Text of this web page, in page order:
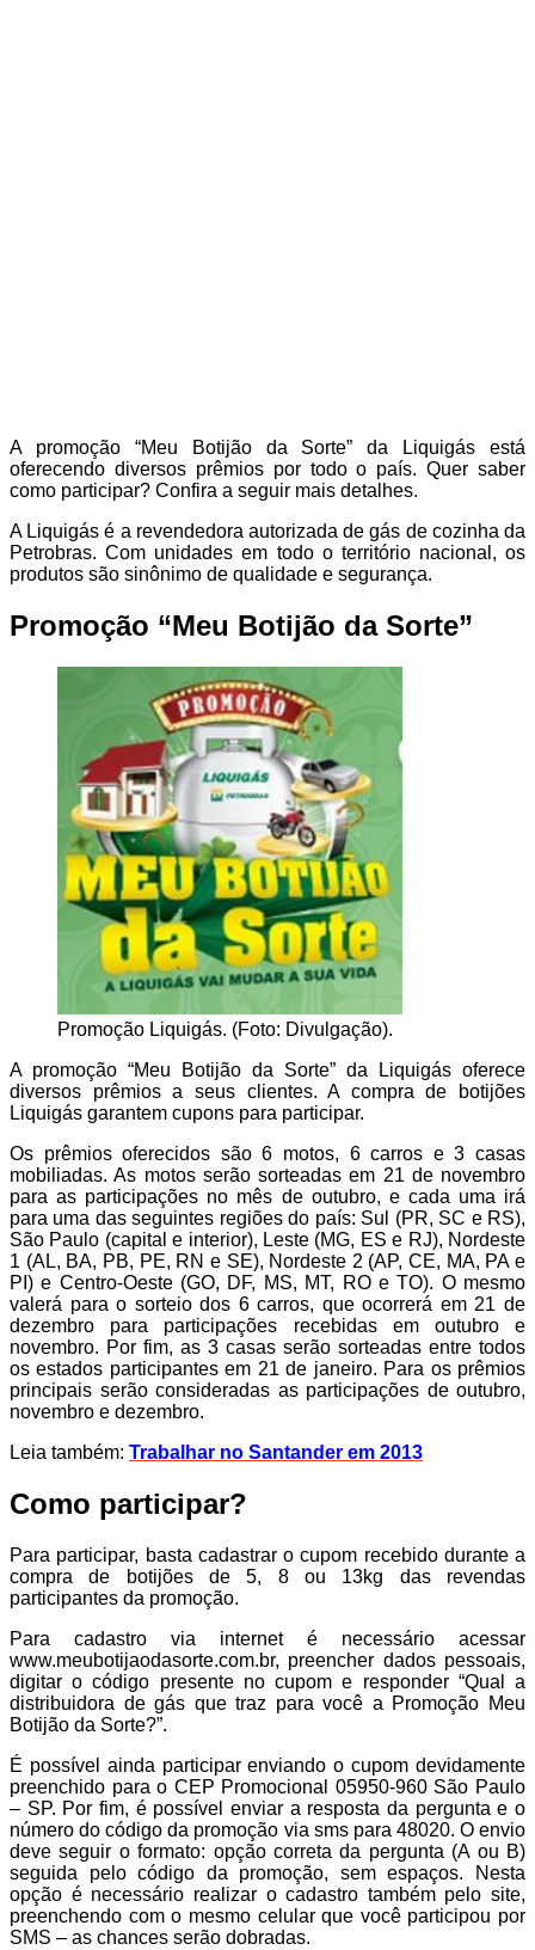
A promoção “Meu Botijão da Sorte” da Liquigás está
oferecendo diversos prêmios por todo o país. Quer saber
como participar? Confira a seguir mais detalhes.
A Liquigás é a revendedora autorizada de gás de cozinha da
Petrobras. Com unidades em todo o território nacional, os
produtos são sinônimo de qualidade e segurança.
Promoção “Meu Botijão da Sorte”
Promoção Liquigás. (Foto: Divulgação).
A promoção “Meu Botijão da Sorte” da Liquigás oferece
diversos prêmios a seus clientes. A compra de botijões
Liquigás garantem cupons para participar.
Os prêmios oferecidos são 6 motos, 6 carros e 3 casas
mobiliadas. As motos serão sorteadas em 21 de novembro
para as participações no mês de outubro, e cada uma irá
para uma das seguintes regiões do país: Sul (PR, SC e RS),
São Paulo (capital e interior), Leste (MG, ES e RJ), Nordeste
1 (AL, BA, PB, PE, RN e SE), Nordeste 2 (AP, CE, MA, PA e
PI) e Centro-Oeste (GO, DF, MS, MT, RO e TO). O mesmo
valerá para o sorteio dos 6 carros, que ocorrerá em 21 de
dezembro para participações recebidas em outubro e
novembro. Por fim, as 3 casas serão sorteadas entre todos
os estados participantes em 21 de janeiro. Para os prêmios
principais serão consideradas as participações de outubro,
novembro e dezembro.
Leia também: Trabalhar no Santander em 2013
Como participar?
Para participar, basta cadastrar o cupom recebido durante a
compra de botijões de 5, 8 ou 13kg das revendas
participantes da promoção.
Para cadastro via internet é necessário acessar
www.meubotijaodasorte.com.br, preencher dados pessoais,
digitar o código presente no cupom e responder “Qual a
distribuidora de gás que traz para você a Promoção Meu
Botijão da Sorte?”.
É possível ainda participar enviando o cupom devidamente
preenchido para o CEP Promocional 05950-960 São Paulo
– SP. Por fim, é possível enviar a resposta da pergunta e o
número do código da promoção via sms para 48020. O envio
deve seguir o formato: opção correta da pergunta (A ou B)
seguida pelo código da promoção, sem espaços. Nesta
opção é necessário realizar o cadastro também pelo site,
preenchendo com o mesmo celular que você participou por
SMS – as chances serão dobradas.